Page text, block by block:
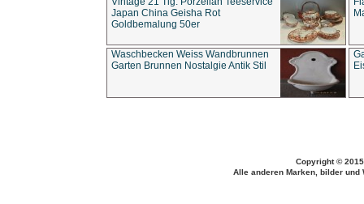
Japan China Geisha Rot
Goldbemalung 50er
Waschbecken Weiss Wandbrunnen
Garten Brunnen Nostalgie Antik Stil
Copyright ©
Alle anderen Marken, bilder und